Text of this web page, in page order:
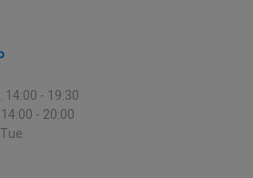
- 19:30
- 20:00